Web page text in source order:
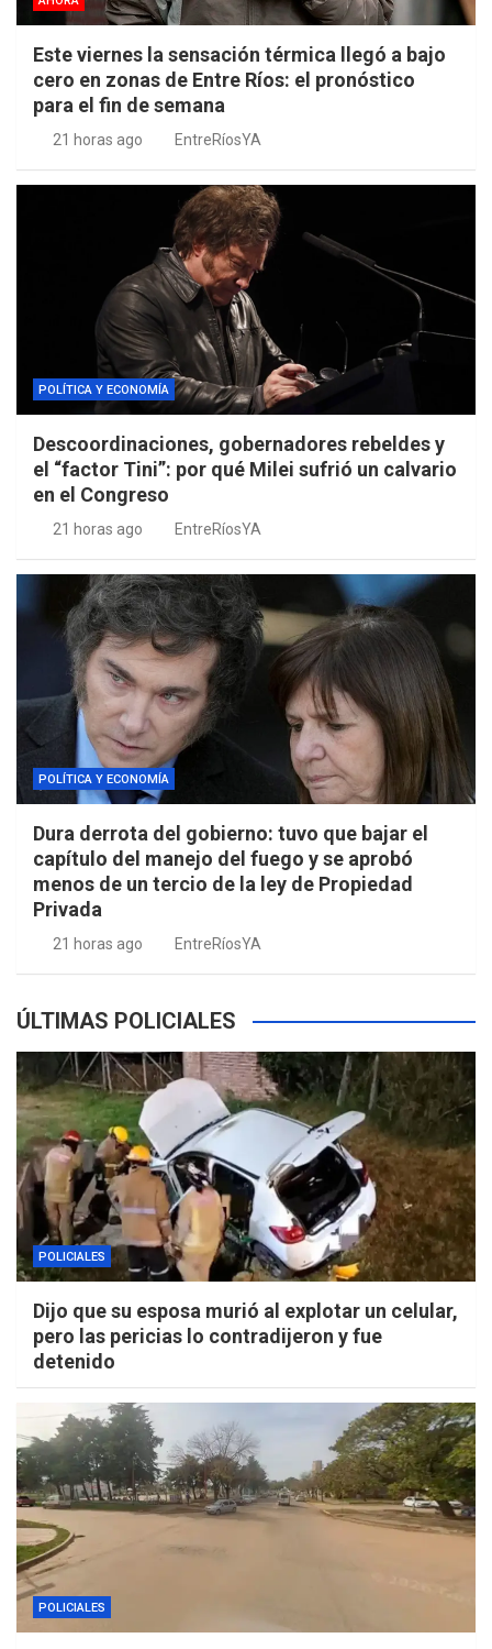
Este viernes la sensación térmica llegó a bajo
cero en zonas de Entre Ríos: el pronóstico
para el fin de semana
21 horas ago EntreRíosYA
POLÍTICA Y ECONOMÍA
Descoordinaciones, gobernadores rebeldes y
el “factor Tini”: por qué Milei sufrió un calvario
en el Congreso
21 horas ago EntreRíosYA
POLÍTICA Y ECONOMÍA
Dura derrota del gobierno: tuvo que bajar el
capítulo del manejo del fuego y se aprobó
menos de un tercio de la ley de Propiedad
Privada
21 horas ago EntreRíosYA
ÚLTIMAS POLICIALES
POLICIALES
Dijo que su esposa murió al explotar un celular,
pero las pericias lo contradijeron y fue
detenido
POLICIALES